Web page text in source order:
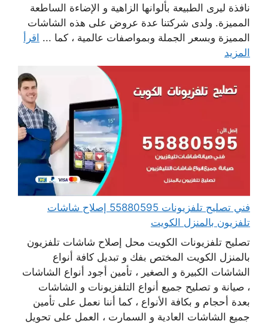
نافذة ليرى الطبيعة بألوانها الزاهية و الإضاءة الساطعة
المميزة. ولدى شركتنا عدة عروض على هذه الشاشات
المميزة وبسعر الجملة وبمواصفات عالمية ، كما ... اقرأ
المزيد
فني تصليح تلفزيونات 55880595 إصلاح شاشات
تلفزيون بالمنزل الكويت
تصليح تلفزيونات الكويت محل إصلاح شاشات تلفزيون
بالمنزل الكويت المختص بفك و تبديل كافة أنواع
الشاشات الكبيرة و الصغير ، تأمين أجود أنواع الشاشات
، صيانة و تصليح جميع أنواع التلفزيونات و الشاشات
بعدة أحجام و بكافة الأنواع ، كما أننا نعمل على تأمين
جميع الشاشات العادية و السمارت ، العمل على تحويل